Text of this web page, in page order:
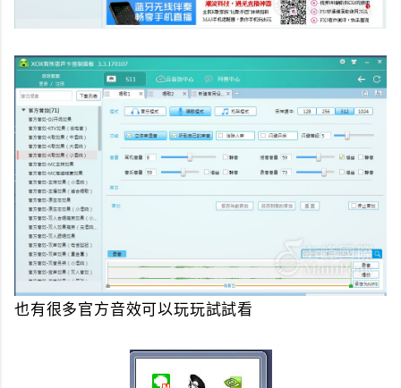
也有很多官方音效可以玩玩試試看